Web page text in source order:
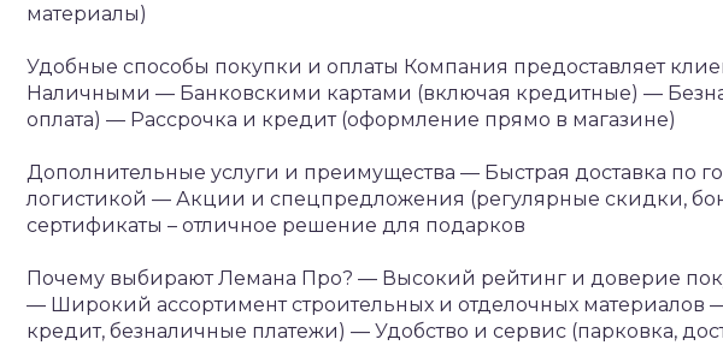
материалы)
Удобные способы покупки и оплаты Компания предоставляет
Наличными — Банковскими картами (включая кредитные) —
оплата) — Рассрочка и кредит (оформление прямо в магазине)
Дополнительные услуги и преимущества — Быстрая доставка по
логистикой — Акции и спецпредложения (регулярные скидки,
сертификаты – отличное решение для подарков
Почему выбирают Лемана Про? — Высокий рейтинг и доверие
— Широкий ассортимент строительных и отделочных материалов
кредит, безналичные платежи) — Удобство и сервис (парковка,